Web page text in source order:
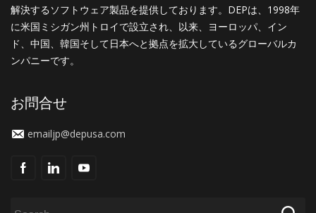
解決するソフトウェア製品を提供しております。DEPは、1998年
に米国ミシガン州トロイで設立され、以来、ヨーロッパ、イン
ド、中国、韓国そして日本へと拠点を拡大しているグローバルカ
ンパニーです。
お問合せ
emailjp@depusa.com